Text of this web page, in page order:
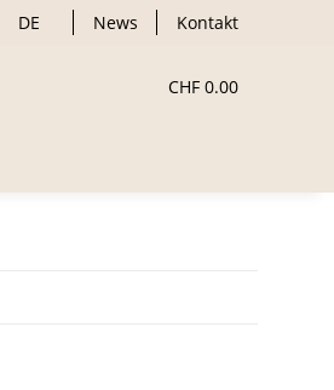
DE News Kontakt
CHF 0.00